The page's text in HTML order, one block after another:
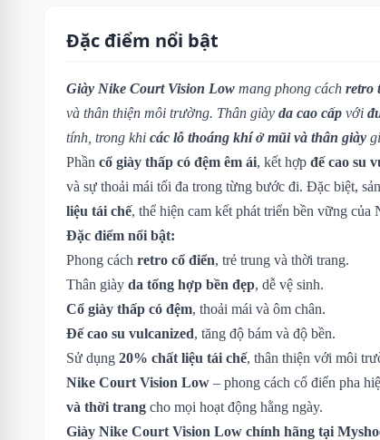
Đặc điểm nổi bật
Giày Nike Court Vision Low mang phong cách retro
và thân thiện môi trường. Thân giày da cao cấp với
tính, trong khi các lỗ thoáng khí ở mũi và thân giày
Phần cổ giày thấp có đệm êm ái, kết hợp đế cao su
và sự thoải mái tối đa trong từng bước đi. Đặc biệt,
liệu tái chế, thể hiện cam kết phát triển bền vững của
Đặc điểm nổi bật:
Phong cách retro cổ điển, trẻ trung và thời trang.
Thân giày da tổng hợp bền đẹp, dễ vệ sinh.
Cổ giày thấp có đệm, thoải mái và ôm chân.
Đế cao su vulcanized, tăng độ bám và độ bền.
Sử dụng 20% chất liệu tái chế, thân thiện với môi
Nike Court Vision Low – phong cách cổ điển pha
và thời trang cho mọi hoạt động hằng ngày.
Giày Nike Court Vision Low chính hãng tại